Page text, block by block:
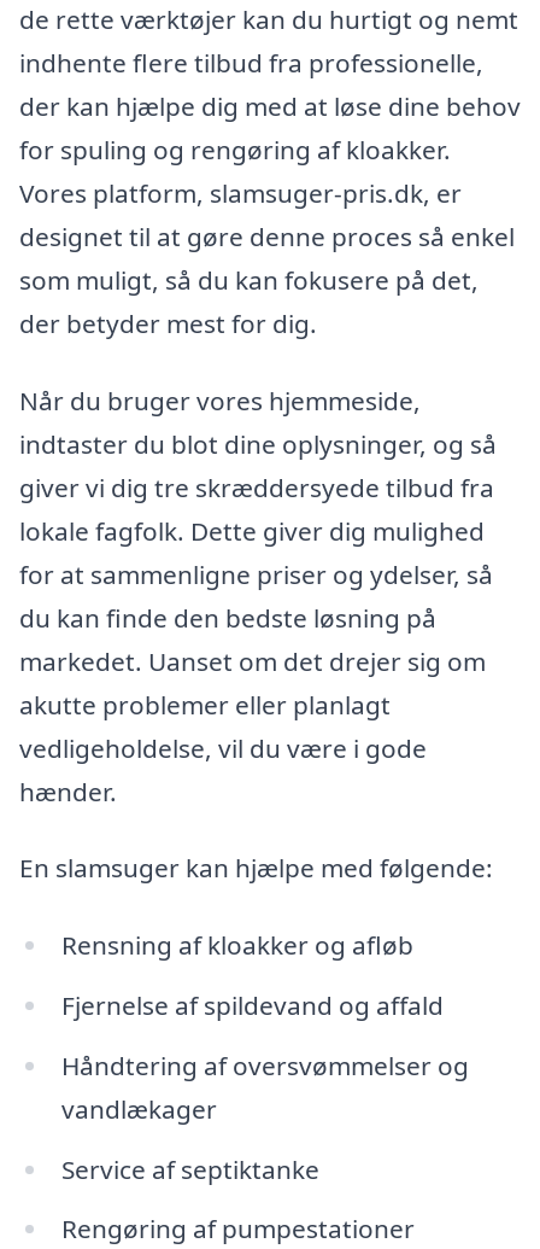
de rette værktøjer kan du hurtigt og nemt
indhente flere tilbud fra professionelle,
der kan hjælpe dig med at løse dine behov
for spuling og rengøring af kloakker.
Vores platform, slamsuger-pris.dk, er
designet til at gøre denne proces så enkel
som muligt, så du kan fokusere på det,
der betyder mest for dig.
Når du bruger vores hjemmeside,
indtaster du blot dine oplysninger, og så
giver vi dig tre skræddersyede tilbud fra
lokale fagfolk. Dette giver dig mulighed
for at sammenligne priser og ydelser, så
du kan finde den bedste løsning på
markedet. Uanset om det drejer sig om
akutte problemer eller planlagt
vedligeholdelse, vil du være i gode
hænder.
En slamsuger kan hjælpe med følgende:
Rensning af kloakker og afløb
Fjernelse af spildevand og affald
Håndtering af oversvømmelser og
vandlækager
Service af septiktanke
Rengøring af pumpestationer